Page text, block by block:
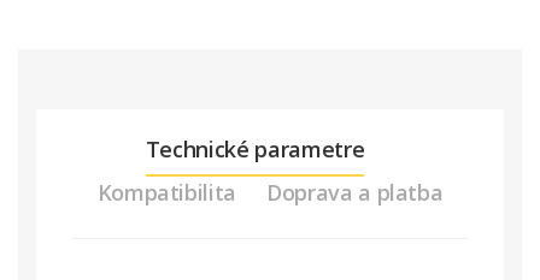
Technické parametre
Kompatibilita
Doprava a platba